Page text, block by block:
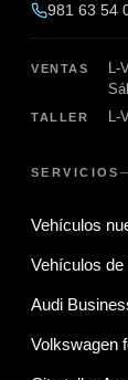
981 63 54
VENTAS
L-
TALLER L-
SERVICIOS
Vehículos
Vehículos de
Audi
Volkswagen